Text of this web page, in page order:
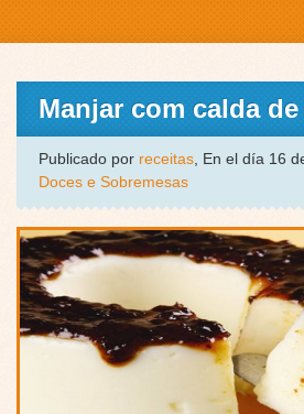
Manjar com calda
Publicado por receitas, En el día 16
Doces e Sobremesas